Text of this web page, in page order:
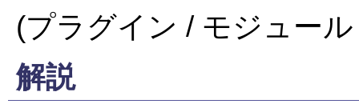
(プラグイン / モジュー
解説